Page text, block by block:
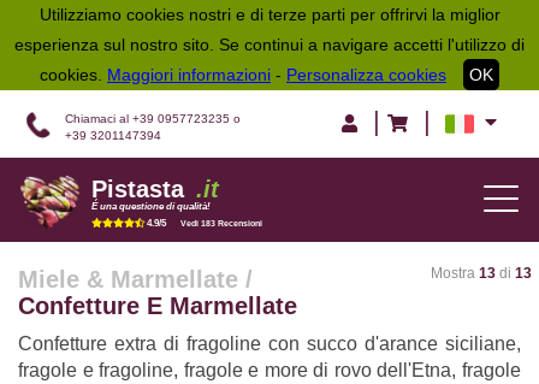
Utilizziamo cookies nostri e di terze parti per offrirvi la miglior
esperienza sul nostro sito. Se continui a navigare accetti l'utilizzo di
cookies. Maggiori informazioni - Personalizza cookies OK
Chiamaci al +39 0957723235 o
+39 3201147394
| |
Pistasta .it
É una questione di qualità!
4.9/5
Vedi 183 Recensioni
Miele & Marmellate /
Confetture E Marmellate
Mostra 13 di 13
Confetture extra di fragoline con succo d'arance siciliane,
fragole e fragoline, fragole e more di rovo dell'Etna, fragole